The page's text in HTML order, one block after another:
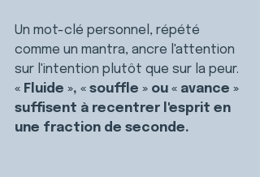
Un mot-clé personnel, répété
comme un mantra, ancre l'attention
sur l'intention plutôt que sur la peur.
« Fluide », « souffle » ou « avance »
suffisent à recentrer l'esprit en
une fraction de seconde.